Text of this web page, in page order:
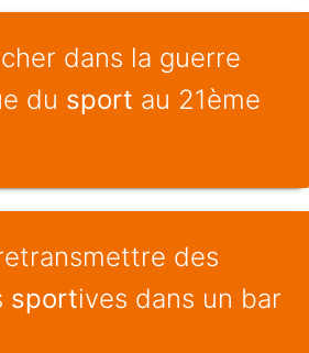
dans la guerre
du sport au 21ème
des
sportives dans un bar